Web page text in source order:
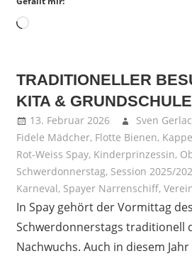
Wird
TRADITIONELLER
KITA & GRUNDSCHULE
13. Februar 2026 Sven
Fidele Mädcher, Flotte Bienen,
Rot-Weiss Spay, Kinderprinzessin,
Schwerdonnerstag, Session 2025/
Karneval, Spayer Narrenschiff,
In Spay gehört der Vormittag des
Schwerdonnerstags traditionell
Nachwuchs. Auch in diesem